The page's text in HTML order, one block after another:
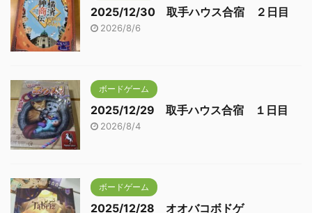
2025/12/30 取手ハウス合宿 ２日目
2026/8/6
ボードゲーム
2025/12/29 取手ハウス合宿 １日目
2026/8/4
ボードゲーム
2025/12/28 オオバコボドゲ